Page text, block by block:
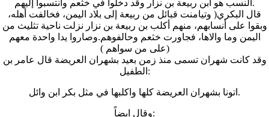
النسب هو ابن ربيعة بن نزار وقد دخلوا في خثعم وانتسبوا إليهم.
قال البكري( وتيامنت قبائل من ربيعة إلى بلاد اليمن، فخالفت أهله،
وبقوا على أنسابهم، منهم أكلب بن ربيعة بن نزار نزلت ناحية تثليث من
اليمن وما والاها، فجاورت خثعم وحالفوهم.وصاروا يدا واحدة معهم
على من سواهم ))
وقد كانت شهران تسمى منذ زمن بعيد بشهران العريضة قال عامر بن
الطفيل:
اتونا بشهران العريضة كلها واكلبها في مثل بكر ابن وائل.
وقال ايضاً: